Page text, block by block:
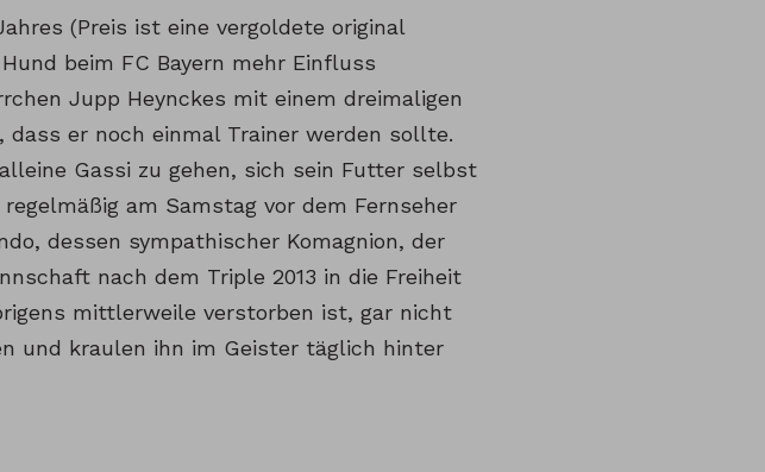
(Preis ist eine vergoldete original
beim FC Bayern mehr Einfluss
Jupp Heynckes mit einem dreimaligen
er noch einmal Trainer werden sollte.
Gassi zu gehen, sich sein Futter selbst
am Samstag vor dem Fernseher
dessen sympathischer Komagnion, der
nach dem Triple 2013 in die Freiheit
mittlerweile verstorben ist, gar nicht
und kraulen ihn im Geister täglich hinter